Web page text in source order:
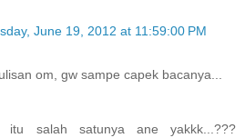
June 19, 2012 at 11:59:00 PM
om, gw sampe capek bacanya...
salah satunya ane yakkk...???